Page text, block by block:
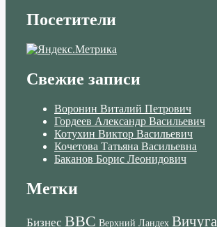
Посетители
Свежие записи
Воронин Виталий Петрович
Гордеев Александр Васильевич
Котухин Виктор Васильевич
Кочетова Татьяна Васильевна
Баканов Борис Леонидович
Метки
Бизнес ВВС Верхний Ландех Вичуга